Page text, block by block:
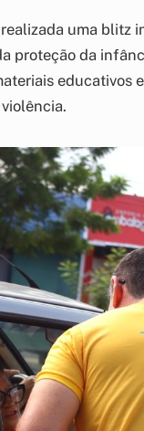
uma blitz
proteção da
educativos